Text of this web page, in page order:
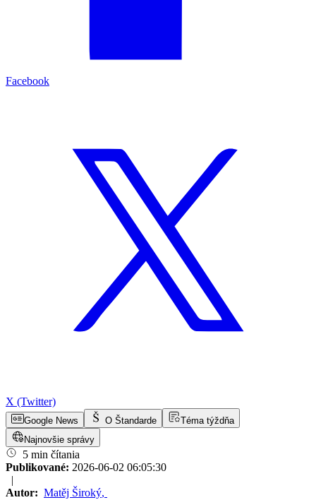
Facebook
X (Twitter)
Google News O Štandarde
Téma týždňa
Najnovšie správy
5 min čítania
Publikované: 2026-06-02 06:05:30
|
Autor: Matěj Široký,